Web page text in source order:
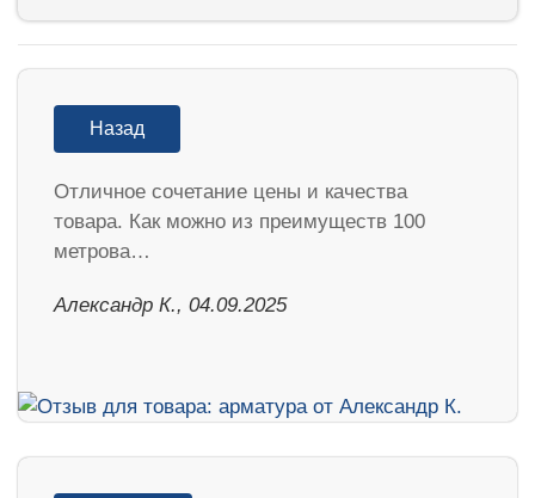
Назад
Отличное сочетание цены и качества
товара. Как можно из преимуществ 100
метрова…
Александр К., 04.09.2025